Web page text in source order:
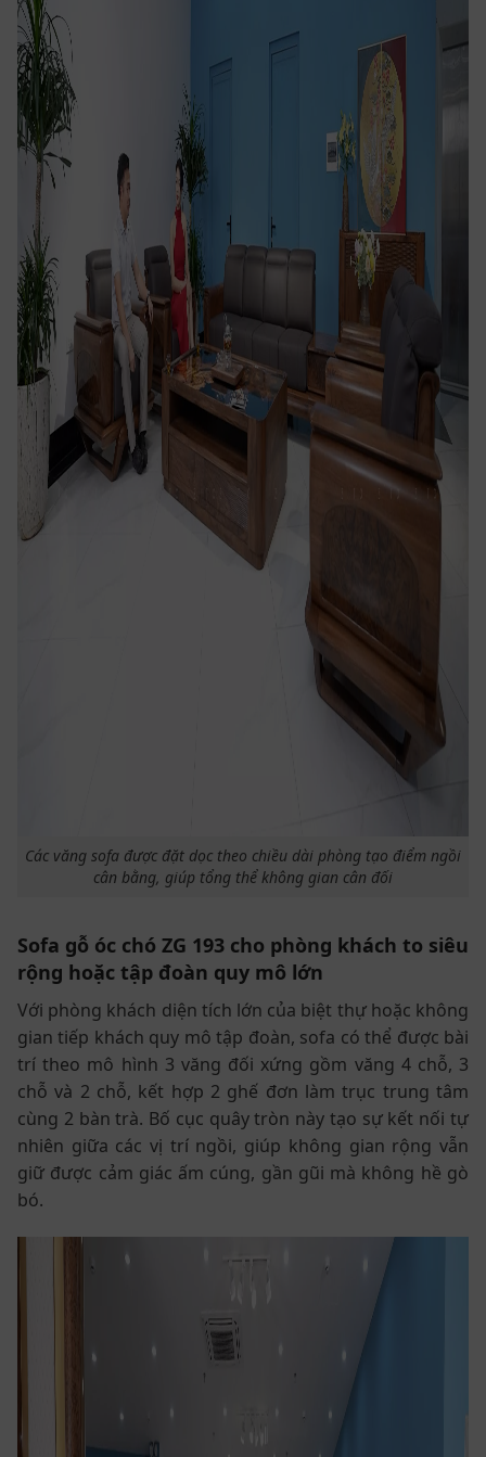
Các văng sofa được đặt dọc theo chiều dài phòng tạo điểm ngồi
cân bằng, giúp tổng thể không gian cân đối
Sofa gỗ óc chó ZG 193 cho phòng khách to siêu
rộng hoặc tập đoàn quy mô lớn
Với phòng khách diện tích lớn của biệt thự hoặc không
gian tiếp khách quy mô tập đoàn, sofa có thể được bài
trí theo mô hình 3 văng đối xứng gồm văng 4 chỗ, 3
chỗ và 2 chỗ, kết hợp 2 ghế đơn làm trục trung tâm
cùng 2 bàn trà. Bố cục quây tròn này tạo sự kết nối tự
nhiên giữa các vị trí ngồi, giúp không gian rộng vẫn
giữ được cảm giác ấm cúng, gần gũi mà không hề gò
bó.